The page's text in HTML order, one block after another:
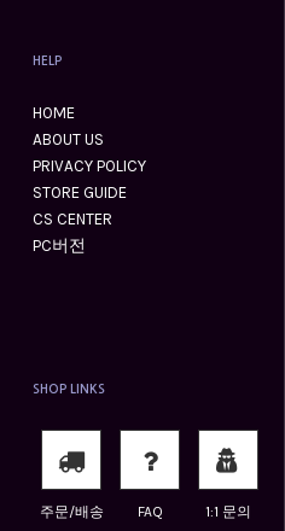
HELP
HOME
ABOUT US
PRIVACY POLICY
STORE GUIDE
CS CENTER
PC버전
SHOP LINKS
주문/배송 FAQ 1:1 문의